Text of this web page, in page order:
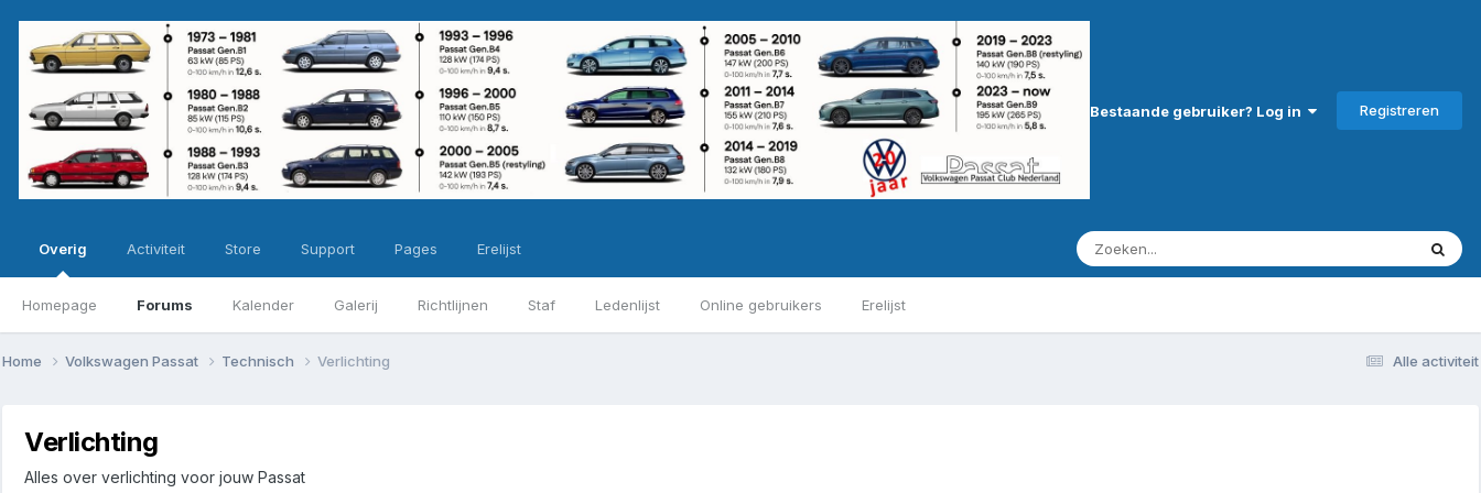
Bestaande gebruiker? Log in Registreren
Overig
Homepage Forums Kalender Galerij Richtlijnen Staf Ledenlijst Online gebruikers Erelijst
Activiteit Store Support Pages Erelijst
Alle activiteit
Home Volkswagen Passat Technisch Verlichting
Verlichting
Alles over verlichting voor jouw Passat